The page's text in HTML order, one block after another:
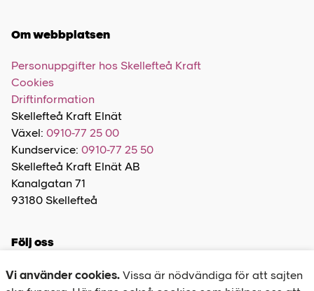
Vi använder cookies. Vissa är nödvändiga för att sajten
Om webbplatsen
Personuppgifter hos Skellefteå Kraft
Cookies
Driftinformation
Skellefteå Kraft Elnät
Växel: 0910-77 25 00
Kundservice: 0910-77 25 50
Skellefteå Kraft Elnät AB
Kanalgatan 71
93180 Skellefteå
Följ oss